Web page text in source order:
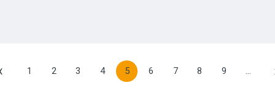
1 2 3 4 5 6 7 8 9 …